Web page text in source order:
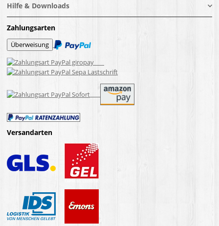
Hilfe & Downloads
Zahlungsarten
Versandarten